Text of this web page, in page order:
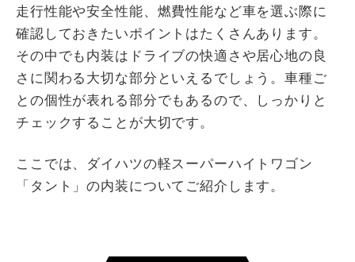
走行性能や安全性能、燃費性能など車を選ぶ際に
確認しておきたいポイントはたくさんあります。
その中でも内装はドライブの快適さや居心地の良
さに関わる大切な部分といえるでしょう。車種ご
との個性が表れる部分でもあるので、しっかりと
チェックすることが大切です。
ここでは、ダイハツの軽スーパーハイトワゴン
「タント」の内装についてご紹介します。